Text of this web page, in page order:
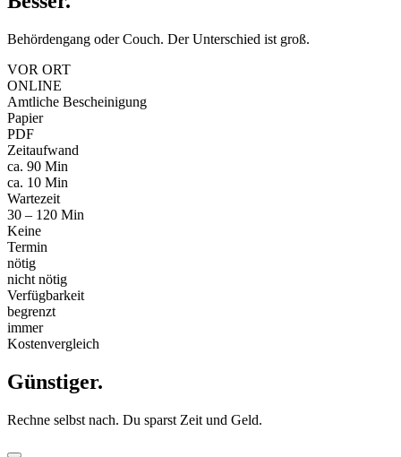
Behördengang oder Couch. Der Unterschied ist groß.
VOR ORT
ONLINE
Amtliche Bescheinigung
Papier
PDF
Zeitaufwand
ca. 90 Min
ca. 10 Min
Wartezeit
30 – 120 Min
Keine
Termin
nötig
nicht nötig
Verfügbarkeit
begrenzt
immer
Kostenvergleich
Günstiger.
Rechne selbst nach. Du sparst Zeit und Geld.